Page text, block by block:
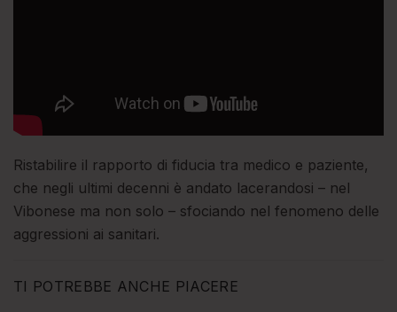
Ristabilire il rapporto di fiducia tra medico e paziente,
che negli ultimi decenni è andato lacerandosi – nel
Vibonese ma non solo – sfociando nel fenomeno delle
aggressioni ai sanitari.
TI POTREBBE ANCHE PIACERE